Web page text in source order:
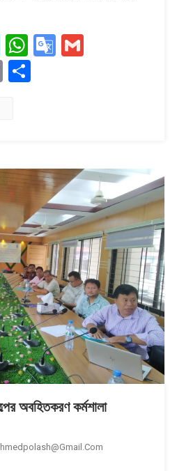
Messenger
WhatsApp
Google
Gmail
CopyShare
অবহিতকরণ কর্মশালা